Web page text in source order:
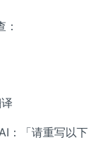
：「请重写以下